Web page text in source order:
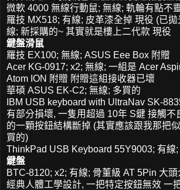
微軟 4000 無線行動鼠; 無線; 軌輪有點不
羅技 MX518; 有線; 皮革漆全掉 現役 (已
線; 新採購的~ 其實就是樓上二代款 現役
鍵盤滑鼠
羅技 EX100; 無線; ASUS Eee Box 附贈
Acer KG-0917; x2; 無線; 一組是 Acer
Atom ION 附贈 附贈這組接收器已壞
華碩 ASUS EK-C2; 無線; 多買的
IBM USB keyboard with UltraNav SK-
有部分損壞, 一隻用超過 10年 S鍵 接觸不
的一顆按鈕結構斷掉 (其實應該跟我那把
買的)
ThinkPad USB Keyboard 55Y9003; 有線
鍵盤
BTC-8120; x2; 有線; 骨董級 AT 5Pin 大
經典人體工學設計, 一把特定按鈕無效 一